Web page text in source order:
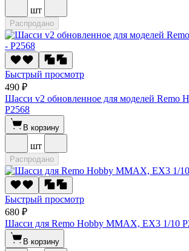
шт
Распродано
Быстрый просмотр
490 ₽
Шасси v2 обновленное для моделей Remo
P2568
В корзину
шт
Распродано
Быстрый просмотр
680 ₽
Шасси для Remo Hobby MMAX, EX3 1/10
В корзину